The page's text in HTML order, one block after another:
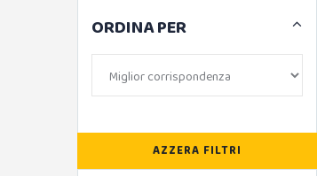
ORDINA PER
AZZERA FILTRI